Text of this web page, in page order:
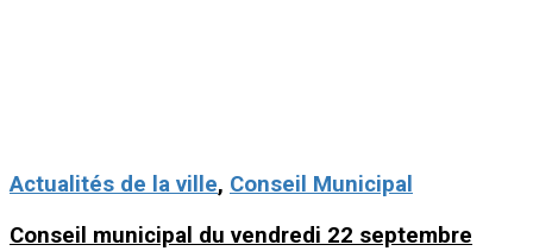
Actualités de la ville, Conseil Municipal
Conseil municipal du vendredi 22 septembre